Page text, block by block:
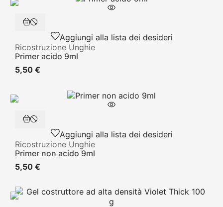
Aggiungi alla lista dei desideri
Ricostruzione Unghie
Primer acido 9ml
5,50 €
Aggiungi alla lista dei desideri
Ricostruzione Unghie
Primer non acido 9ml
5,50 €